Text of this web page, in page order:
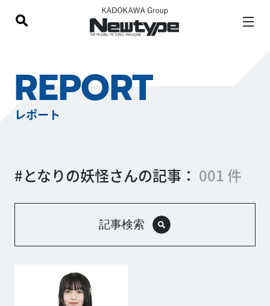
REPORT
レポート
#となりの妖怪さんの記事： 001 件
記事検索